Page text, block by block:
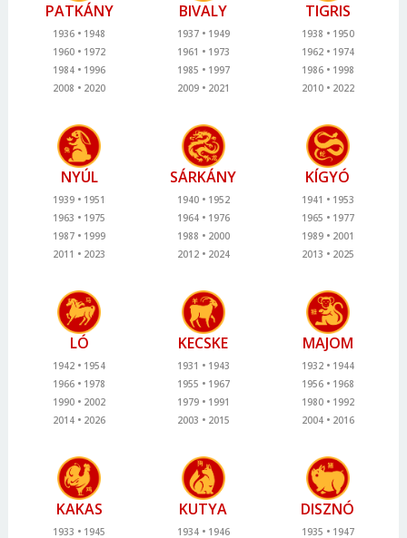
PATKÁNY
1936
1948
1960
1972
1984
1996
2008
2020
BIVALY
1937
1949
1961
1973
1985
1997
2009
2021
TIGRIS
1938
1950
1962
1974
1986
1998
2010
2022
NYÚL
1939
1951
1963
1975
1987
1999
2011
2023
SÁRKÁNY
1940
1952
1964
1976
1988
2000
2012
2024
KÍGYÓ
1941
1953
1965
1977
1989
2001
2013
2025
LÓ
1942
1954
1966
1978
1990
2002
2014
2026
KECSKE
1931
1943
1955
1967
1979
1991
2003
2015
MAJOM
1932
1944
1956
1968
1980
1992
2004
2016
KAKAS
1933 1945
KUTYA
1934 1946
DISZNÓ
1935 1947